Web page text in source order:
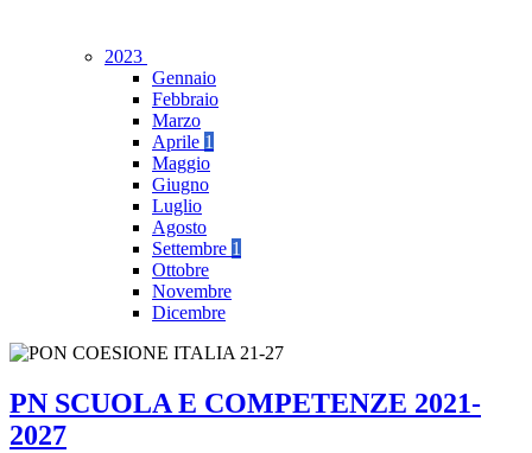
2023
Gennaio
Febbraio
Marzo
Aprile 1
Maggio
Giugno
Luglio
Agosto
Settembre 1
Ottobre
Novembre
Dicembre
PN SCUOLA E COMPETENZE 2021-
2027